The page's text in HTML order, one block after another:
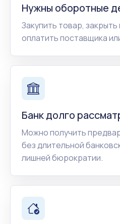
Нужны оборотные
Закупить товар,
оплатить поставщика
Банк долго
Можно получить
без длительной
лишней бюрократии.